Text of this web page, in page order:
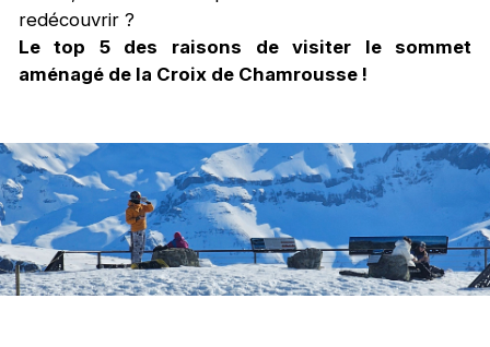
redécouvrir ?
Le top 5 des raisons de visiter le sommet
aménagé de la Croix de Chamrousse !